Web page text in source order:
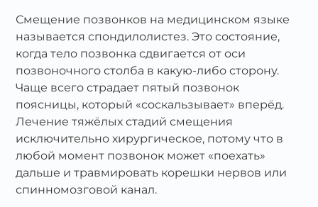
Смещение позвонков на медицинском языке
называется спондилолистез. Это состояние,
когда тело позвонка сдвигается от оси
позвоночного столба в какую‑либо сторону.
Чаще всего страдает пятый позвонок
поясницы, который «соскальзывает» вперёд.
Лечение тяжёлых стадий смещения
исключительно хирургическое, потому что в
любой момент позвонок может «поехать»
дальше и травмировать корешки нервов или
спинномозговой канал.